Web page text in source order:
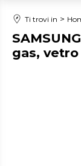
Ti trovi in
gas,